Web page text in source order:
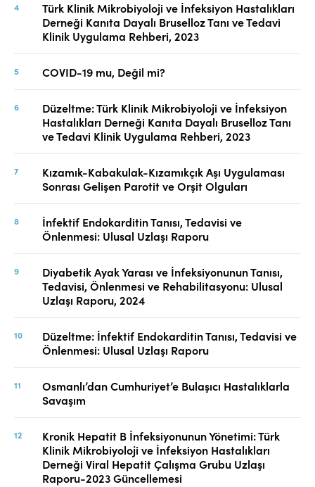
Türk Klinik Mikrobiyoloji ve İnfeksiyon Hastalıkları
Derneği Kanıta Dayalı Bruselloz Tanı ve Tedavi
Klinik Uygulama Rehberi, 2023
COVID-19 mu, Değil mi?
Düzeltme: Türk Klinik Mikrobiyoloji ve İnfeksiyon
Hastalıkları Derneği Kanıta Dayalı Bruselloz Tanı
ve Tedavi Klinik Uygulama Rehberi, 2023
Kızamık-Kabakulak-Kızamıkçık Aşı Uygulaması
Sonrası Gelişen Parotit ve Orşit Olguları
İnfektif Endokarditin Tanısı, Tedavisi ve
Önlenmesi: Ulusal Uzlaşı Raporu
Diyabetik Ayak Yarası ve İnfeksiyonunun Tanısı,
Tedavisi, Önlenmesi ve Rehabilitasyonu: Ulusal
Uzlaşı Raporu, 2024
Düzeltme: İnfektif Endokarditin Tanısı, Tedavisi ve
Önlenmesi: Ulusal Uzlaşı Raporu
Osmanlı’dan Cumhuriyet’e Bulaşıcı Hastalıklarla
Savaşım
Kronik Hepatit B İnfeksiyonunun Yönetimi: Türk
Klinik Mikrobiyoloji ve İnfeksiyon Hastalıkları
Derneği Viral Hepatit Çalışma Grubu Uzlaşı
Raporu-2023 Güncellemesi